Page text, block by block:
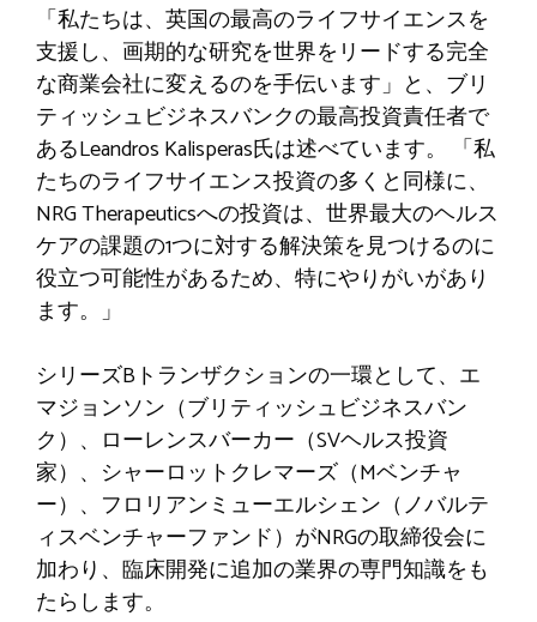
「私たちは、英国の最高のライフサイエンスを
支援し、画期的な研究を世界をリードする完全
な商業会社に変えるのを手伝います」と、ブリ
ティッシュビジネスバンクの最高投資責任者で
あるLeandros Kalisperas氏は述べています。 「私
たちのライフサイエンス投資の多くと同様に、
NRG Therapeuticsへの投資は、世界最大のヘルス
ケアの課題の1つに対する解決策を見つけるのに
役立つ可能性があるため、特にやりがいがあり
ます。」
シリーズBトランザクションの一環として、エ
マジョンソン（ブリティッシュビジネスバン
ク）、ローレンスバーカー（SVヘルス投資
家）、シャーロットクレマーズ（Mベンチャ
ー）、フロリアンミューエルシェン（ノバルテ
ィスベンチャーファンド）がNRGの取締役会に
加わり、臨床開発に追加の業界の専門知識をも
たらします。